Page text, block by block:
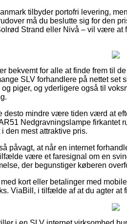
tilbyder portofri levering,
må du beslutte sig for den
Strand eller Nivå – vil være at
bekvemt for alle at finde frem til
SLV forhandlere på nettet
piger, og yderligere også til
desto mindre være tiden værd at
Nedgravningslampe firkantet
den mest attraktive pris.
påvagt, at når en internet
være et faresignal om en
der begunstiger køberen
kort eller betalinger med
ViaBill, i tilfælde af at du agter at